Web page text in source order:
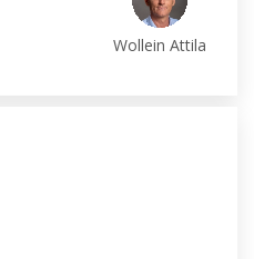
Wollein Attila